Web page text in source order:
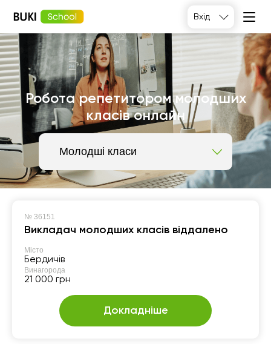
Вхід
Робота репетитором молодших
класів онлайн
Молодші класи
№ 36151
Викладач молодших класів віддалено
Місто
Бердичів
Винагорода
21 000 грн
Докладніше